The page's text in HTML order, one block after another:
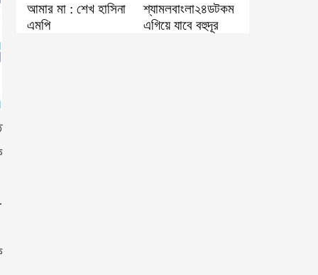
আমার মা : শেখ হাসিনা
এমপি
শ্যামলবাংলা২৪ডটকম
এগিয়ে যাবে বহুদূর